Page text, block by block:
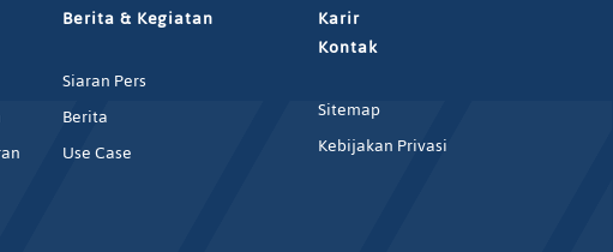
Berita & Kegiatan
Siaran Pers
Berita
Use Case
Karir
Kontak
Sitemap
Kebijakan Privasi